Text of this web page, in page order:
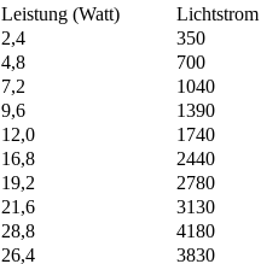
Leistung (Watt)
2,4
350
4,8
700
7,2
1040
9,6
1390
12,0
1740
16,8
2440
19,2
2780
21,6
3130
28,8
4180
26,4 3830